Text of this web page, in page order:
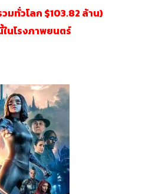
มทั่วโลก $103.82 ล้าน)
นโรงภาพยนตร์